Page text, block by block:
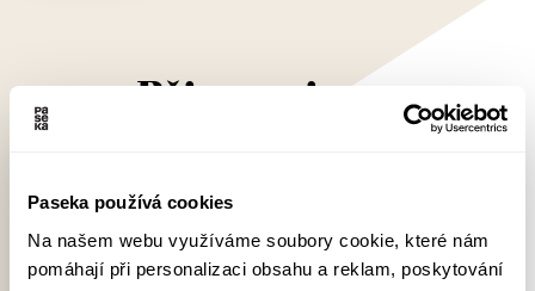
Paseka používá cookies
Na našem webu využíváme soubory cookie, které nám
pomáhají při personalizaci obsahu a reklam, poskytování
Připravujeme